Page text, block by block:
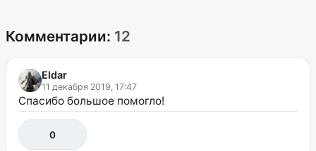
Комментарии: 12
Eldar
11 декабря 2019, 17:47
Спасибо большое помогло!
0